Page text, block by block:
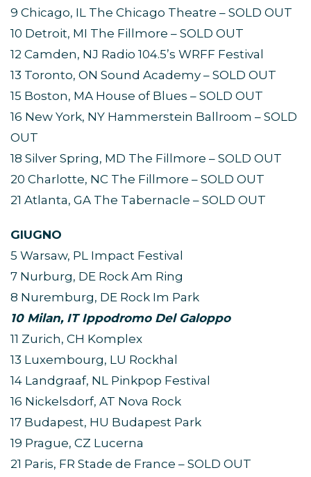
9 Chicago, IL The Chicago Theatre – SOLD OUT
10 Detroit, MI The Fillmore – SOLD OUT
12 Camden, NJ Radio 104.5’s WRFF Festival
13 Toronto, ON Sound Academy – SOLD OUT
15 Boston, MA House of Blues – SOLD OUT
16 New York, NY Hammerstein Ballroom – SOLD
OUT
18 Silver Spring, MD The Fillmore – SOLD OUT
20 Charlotte, NC The Fillmore – SOLD OUT
21 Atlanta, GA The Tabernacle – SOLD OUT
GIUGNO
5 Warsaw, PL Impact Festival
7 Nurburg, DE Rock Am Ring
8 Nuremburg, DE Rock Im Park
10 Milan, IT Ippodromo Del Galoppo
11 Zurich, CH Komplex
13 Luxembourg, LU Rockhal
14 Landgraaf, NL Pinkpop Festival
16 Nickelsdorf, AT Nova Rock
17 Budapest, HU Budapest Park
19 Prague, CZ Lucerna
21 Paris, FR Stade de France – SOLD OUT